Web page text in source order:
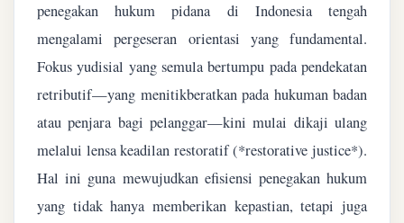
penegakan hukum pidana di Indonesia tengah
mengalami pergeseran orientasi yang fundamental.
Fokus yudisial yang semula bertumpu pada pendekatan
retributif—yang menitikberatkan pada hukuman badan
atau penjara bagi pelanggar—kini mulai dikaji ulang
melalui lensa keadilan restoratif (*restorative justice*).
Hal ini guna mewujudkan efisiensi penegakan hukum
yang tidak hanya memberikan kepastian, tetapi juga